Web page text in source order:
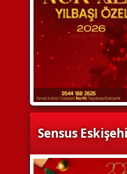
Sensus